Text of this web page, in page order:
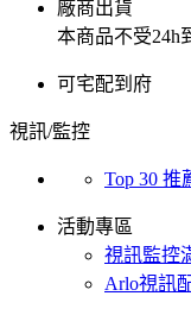
廠商出貨
本商品不受24h
可宅配到府
視訊/監控
Top 30 推
活動專區
視訊監控
Arlo視訊